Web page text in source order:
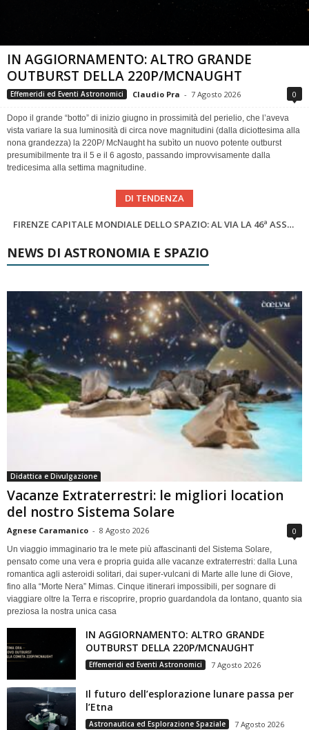
IN AGGIORNAMENTO: ALTRO GRANDE
OUTBURST DELLA 220P/MCNAUGHT
Effemeridi ed Eventi Astronomici Claudio Pra - 7 Agosto 2026 0
Dopo il grande “botto” di inizio giugno in prossimità del perielio, che l’aveva
vista variare la sua luminosità di circa nove magnitudini (dalla diciottesima alla
nona grandezza) la 220P/ McNaught ha subìto un nuovo potente outburst
presumibilmente tra il 5 e il 6 agosto, passando improvvisamente dalla
tredicesima alla settima magnitudine.
DI TENDENZA
Cielo del Mese di Agosto 2026
NEWS DI ASTRONOMIA E SPAZIO
Didattica e Divulgazione
Vacanze Extraterrestri: le migliori location
del nostro Sistema Solare
Agnese Caramanico - 8 Agosto 2026 0
Un viaggio immaginario tra le mete più affascinanti del Sistema Solare,
pensato come una vera e propria guida alle vacanze extraterrestri: dalla Luna
romantica agli asteroidi solitari, dai super-vulcani di Marte alle lune di Giove,
fino alla “Morte Nera” Mimas. Cinque itinerari impossibili, per sognare di
viaggiare oltre la Terra e riscoprire, proprio guardandola da lontano, quanto sia
preziosa la nostra unica casa
IN AGGIORNAMENTO: ALTRO GRANDE
OUTBURST DELLA 220P/MCNAUGHT
Effemeridi ed Eventi Astronomici 7 Agosto 2026
Il futuro dell’esplorazione lunare passa per
l’Etna
Astronautica ed Esplorazione Spaziale 7 Agosto 2026